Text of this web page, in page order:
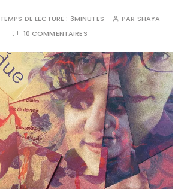
TEMPS DE LECTURE : 3MINUTES PAR SHAYA
10 COMMENTAIRES